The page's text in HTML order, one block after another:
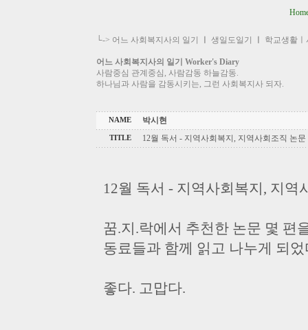
└-> 어느 사회복지사의 일기 생일도일기 학교생활
어느 사회복지사의 일기 Worker's Diary
사람중심 관계중심, 사람감동 하늘감동.
하나님과 사람을 감동시키는, 그런 사회복지사 되자.
NAME 박시현
TITLE 12월 독서 - 지역사회복지, 지역사회조직 논
12월 독서 - 지역사회복지, 지역
꿈.지.락에서 추천한 논문 몇 편
동료들과 함께 읽고 나누게 되었
좋다. 고맙다.